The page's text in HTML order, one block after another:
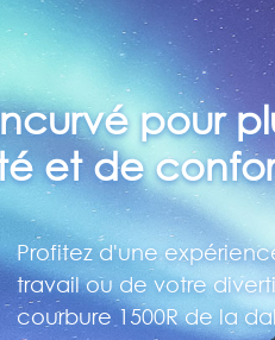
pour
et de
Profitez d'une
travail ou de votre
courbure 1500R de la